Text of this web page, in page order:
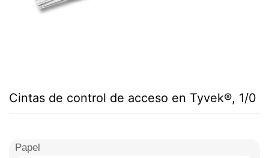
Cintas de control de acceso en Tyvek®, 1/0
Papel